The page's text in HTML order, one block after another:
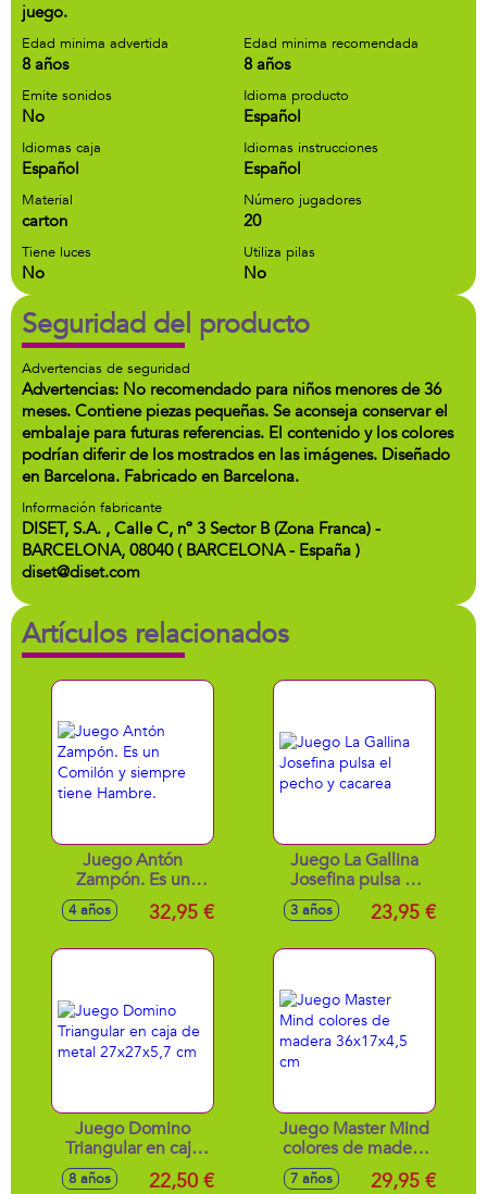
juego.
Edad minima advertida
8 años
Edad minima recomendada
8 años
Emite sonidos
No
Idioma producto
Español
Idiomas caja
Español
Idiomas instrucciones
Español
Material
carton
Número jugadores
20
Tiene luces
No
Utiliza pilas
No
Seguridad del producto
Advertencias de seguridad
Advertencias: No recomendado para niños menores de 36
meses. Contiene piezas pequeñas. Se aconseja conservar el
embalaje para futuras referencias. El contenido y los colores
podrían diferir de los mostrados en las imágenes. Diseñado
en Barcelona. Fabricado en Barcelona.
Información fabricante
DISET, S.A. , Calle C, nº 3 Sector B (Zona Franca) -
BARCELONA, 08040 ( BARCELONA - España )
diset@diset.com
Artículos relacionados
Juego Antón
Zampón. Es un
Comilón y siempre
tiene Hambre.
4 años 32,95 €
Juego La Gallina
Josefina pulsa el
pecho y cacarea
3 años 23,95 €
Juego Domino
Triangular en caja
de metal
27x27x5,7 cm
8 años 22,50 €
Juego Master Mind
colores de madera
36x17x4,5 cm
7 años 29,95 €